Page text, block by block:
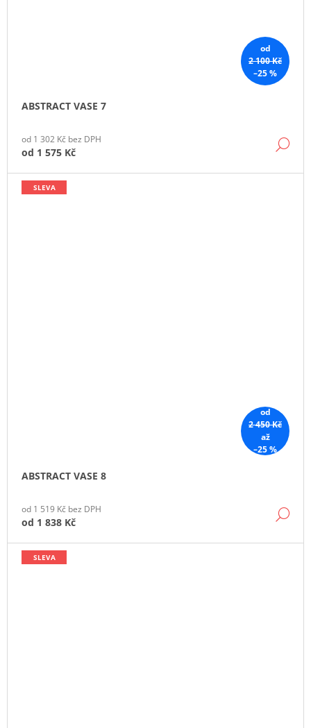
od
2 100 Kč
–25 %
ABSTRACT VASE 7
od 1 302 Kč bez DPH
od 1 575 Kč
od
2 450 Kč
až
–25 %
SLEVA
ABSTRACT VASE 8
od 1 519 Kč bez DPH
od 1 838 Kč
SLEVA